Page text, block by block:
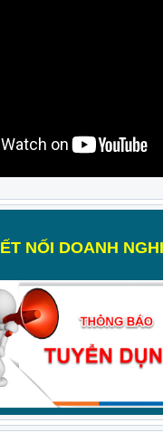
ẾT NỐI DOANH